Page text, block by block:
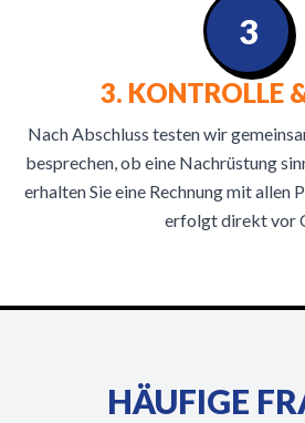
3. KONTROLLE
Nach Abschluss testen wir
besprechen, ob eine Nachrüstung
erhalten Sie eine Rechnung mit allen
erfolgt direkt vor
3
HÄUFIGE